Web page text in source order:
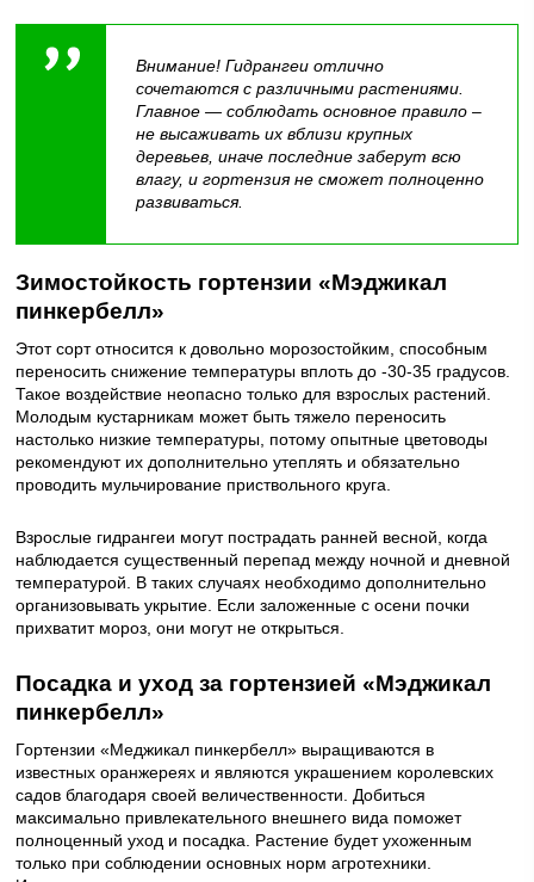
Внимание! Гидрангеи отлично
сочетаются с различными растениями.
Главное — соблюдать основное правило –
не высаживать их вблизи крупных
деревьев, иначе последние заберут всю
влагу, и гортензия не сможет полноценно
развиваться.
Зимостойкость гортензии «Мэджикал
пинкербелл»
Этот сорт относится к довольно морозостойким, способным
переносить снижение температуры вплоть до -30-35 градусов.
Такое воздействие неопасно только для взрослых растений.
Молодым кустарникам может быть тяжело переносить
настолько низкие температуры, потому опытные цветоводы
рекомендуют их дополнительно утеплять и обязательно
проводить мульчирование приствольного круга.
Взрослые гидрангеи могут пострадать ранней весной, когда
наблюдается существенный перепад между ночной и дневной
температурой. В таких случаях необходимо дополнительно
организовывать укрытие. Если заложенные с осени почки
прихватит мороз, они могут не открыться.
Посадка и уход за гортензией «Мэджикал
пинкербелл»
Гортензии «Меджикал пинкербелл» выращиваются в
известных оранжереях и являются украшением королевских
садов благодаря своей величественности. Добиться
максимально привлекательного внешнего вида поможет
полноценный уход и посадка. Растение будет ухоженным
только при соблюдении основных норм агротехники.